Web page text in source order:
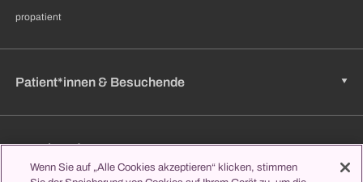
propatient
Patient*innen & Besuchende
Zuweisende
Wenn Sie auf „Alle Cookies akzeptieren“ klicken, stimmen